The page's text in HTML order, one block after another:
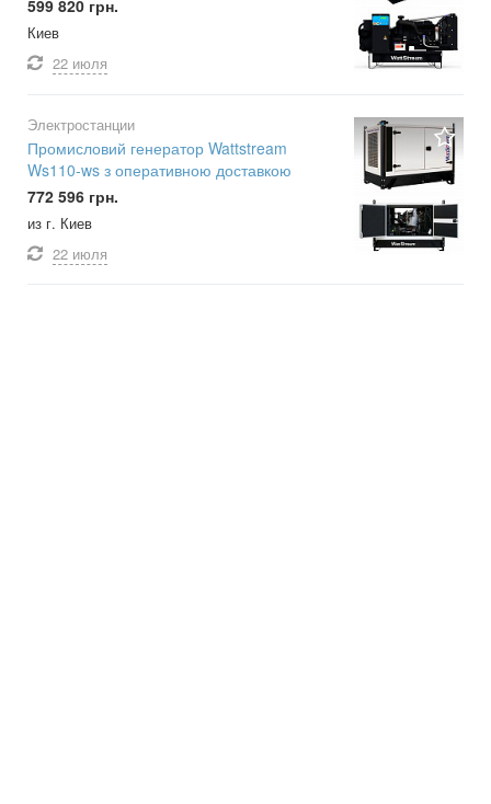
599 820 грн.
Киев
22 июля
Электростанции
Промисловий генератор Wattstream
Ws110-ws з оперативною доставкою
772 596 грн.
из г. Киев
22 июля